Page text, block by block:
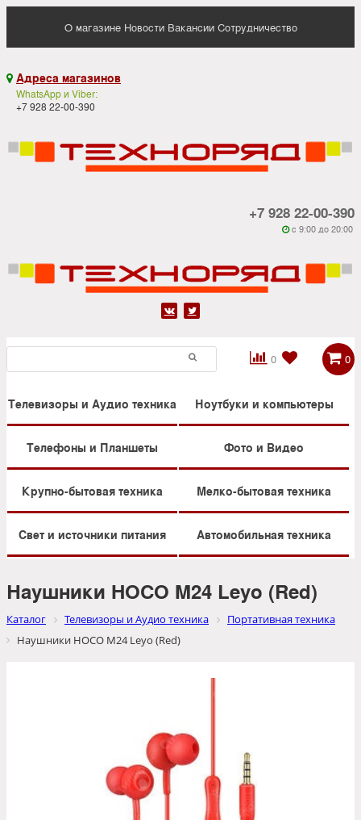
О магазине Новости Вакансии Сотрудничество
 Адреса магазинов
WhatsApp и Viber:
+7 928 22-00-390
+7 928 22-00-390
 c 9:00 до 20:00
 
0

 0
Телевизоры и Аудио техника Ноутбуки и компьютеры
Телефоны и Планшеты Фото и Видео
Крупно-бытовая техника Мелко-бытовая техника
Свет и источники питания Автомобильная техника
Наушники HOCO M24 Leyo (Red)
Каталог Телевизоры и Аудио техника
Портативная техника
Наушники HOCO M24 Leyo (Red)